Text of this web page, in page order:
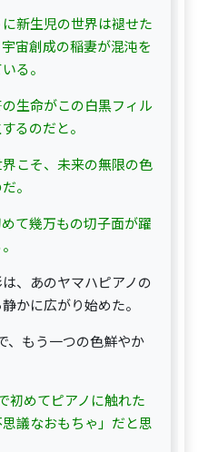
新生児の世界は褪せた
宙創成の稲妻が混沌を
る。
の生命がこの白黒フィル
るのだと。
こそ、未来の無限の色
。
て幾万もの切子面が躍
、あのヤマハピアノの
かに広がり始めた。
、もう一つの色鮮やか
初めてピアノに触れた
議なおもちゃ」だと思